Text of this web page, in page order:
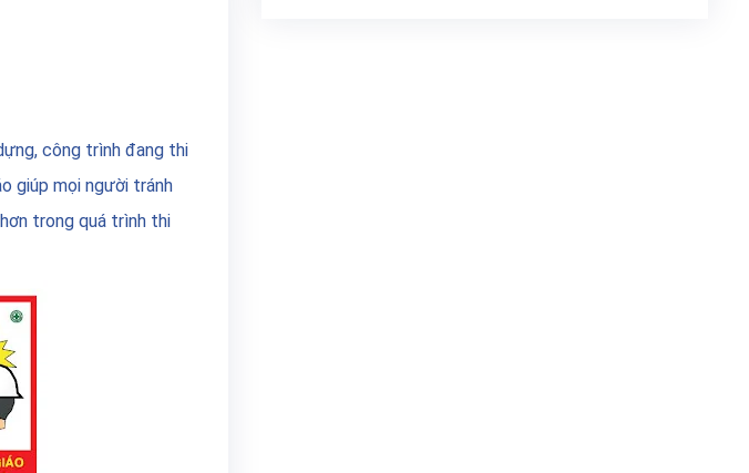
công trình đang thi
giúp mọi người tránh
trong quá trình thi